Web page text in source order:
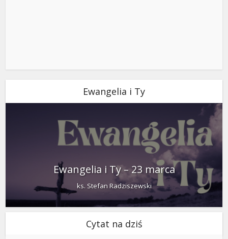
Ewangelia i Ty
Ewangelia i Ty – 23 marca
ks. Stefan Radziszewski
Cytat na dziś